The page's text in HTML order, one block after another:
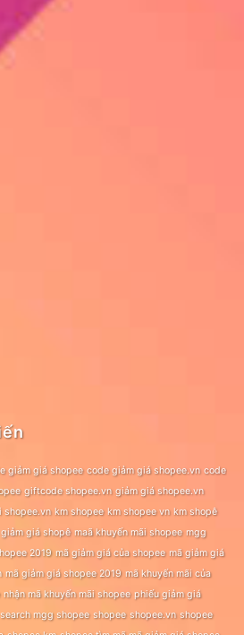
giảm giá shopee code giảm giá shopee.vn code
giftcode shopee.vn giảm giá shopee.vn
shopee.vn km shopee km shopee vn km shopê
giảm giá shopê maã khuyến mãi shopee mgg
2019 mã giảm giá của shopee mã giảm giá
mã giảm giá shopee 2019 mã khuyến mãi của
nhận mã khuyến mãi shopee phiếu giảm giá
search mgg shopee shopee shopee.vn shopee